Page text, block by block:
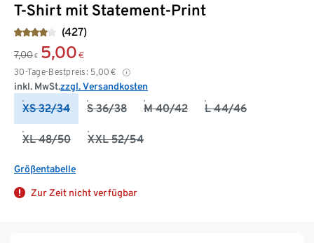
T-Shirt mit Statement-Print
(427)
7,00 € 5,00 €
30-Tage-Bestpreis: 5,00 €
inkl. MwSt.zzgl. Versandkosten
XS 32/34 S 36/38 M 40/42 L 44/46
XL 48/50 XXL 52/54
Größentabelle
Zur Zeit nicht verfügbar